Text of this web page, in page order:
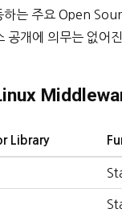
하는 주요 Open
공개에 의무는 없어
Library